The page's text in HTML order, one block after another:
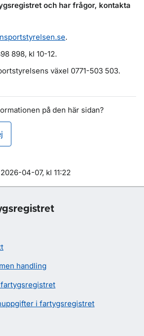
och har frågor, kontakta
.
898, kl 10-12.
växel 0771-503 503.
på den här sidan?
04-07, kl 11:22
handling
i fartygsregistret